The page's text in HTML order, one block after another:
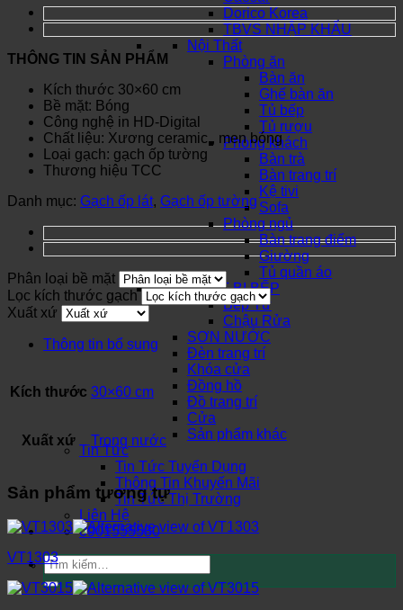
Dorico Korea
TBVS NHẬP KHẨU
Nội Thất
Phòng ăn
Bàn ăn
Ghế bàn ăn
Tủ bếp
Tủ rượu
Phòng khách
Bàn trà
Bàn trang trí
Kệ tivi
Sofa
Phòng ngủ
Bàn trang điểm
Giường
Tủ quần áo
THIẾT BỊ BẾP
Bếp Từ
Chậu Rửa
SƠN NƯỚC
Đèn trang trí
Khóa cửa
Đồng hồ
Đồ trang trí
Cửa
Sản phẩm khác
Tin Tức
Tin Tức Tuyển Dụng
Thông Tin Khuyến Mãi
Tin Tức Thị Trường
Liên Hệ
0901555580
Tìm
kiếm:
THÔNG TIN SẢN PHẨM
Kích thước 30×60 cm
Bề mặt: Bóng
Công nghệ in HD-Digital
Chất liệu: Xương ceramic , men bóng
Loại gạch: gạch ốp tường
Thương hiệu TCC
Danh mục: Gạch ốp lát, Gạch ốp tường
Phân loại bề mặt
Lọc kích thước gạch
Xuất xứ
Thông tin bổ sung
Kích thước 30×60 cm
Xuất xứ Trong nước
Sản phẩm tương tự
VT1303